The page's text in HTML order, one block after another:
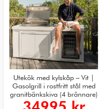
Utekök med kylskåp – Vit |
Gasolgrill i rostfritt stål med
granitbänkskiva (4 brännare)
| Alaska